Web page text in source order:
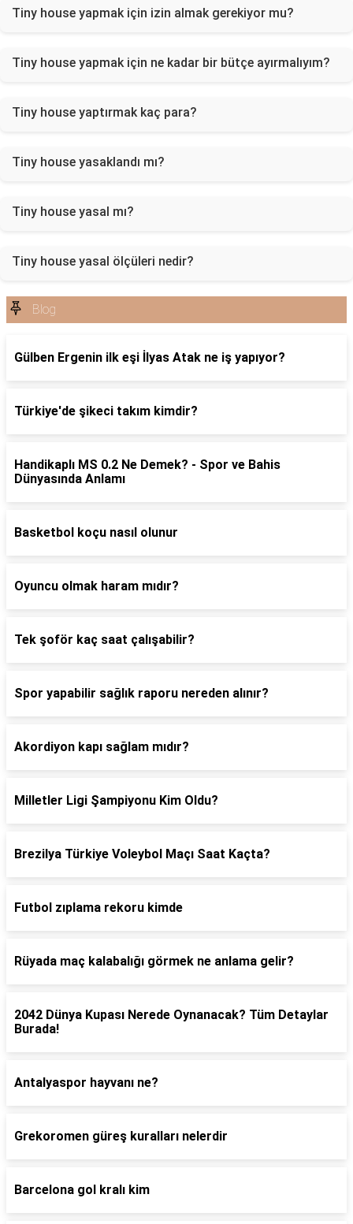
Tiny house yapmak için izin almak gerekiyor mu?
Tiny house yapmak için ne kadar bir bütçe ayırmalıyım?
Tiny house yaptırmak kaç para?
Tiny house yasaklandı mı?
Tiny house yasal mı?
Tiny house yasal ölçüleri nedir?
Blog
Gülben Ergenin ilk eşi İlyas Atak ne iş yapıyor?
Türkiye'de şikeci takım kimdir?
Handikaplı MS 0.2 Ne Demek? - Spor ve Bahis
Dünyasında Anlamı
Basketbol koçu nasıl olunur
Oyuncu olmak haram mıdır?
Tek şoför kaç saat çalışabilir?
Spor yapabilir sağlık raporu nereden alınır?
Akordiyon kapı sağlam mıdır?
Milletler Ligi Şampiyonu Kim Oldu?
Brezilya Türkiye Voleybol Maçı Saat Kaçta?
Futbol zıplama rekoru kimde
Rüyada maç kalabalığı görmek ne anlama gelir?
2042 Dünya Kupası Nerede Oynanacak? Tüm Detaylar
Burada!
Antalyaspor hayvanı ne?
Grekoromen güreş kuralları nelerdir
Barcelona gol kralı kim